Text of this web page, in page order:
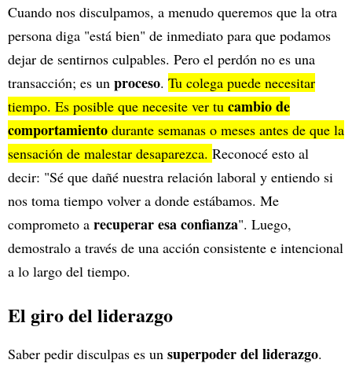
Cuando nos disculpamos, a menudo queremos que la otra
persona diga "está bien" de inmediato para que podamos
dejar de sentirnos culpables. Pero el perdón no es una
transacción; es un proceso. Tu colega puede necesitar
tiempo. Es posible que necesite ver tu cambio de
comportamiento durante semanas o meses antes de que la
sensación de malestar desaparezca. Reconocé esto al
decir: "Sé que dañé nuestra relación laboral y entiendo si
nos toma tiempo volver a donde estábamos. Me
comprometo a recuperar esa confianza". Luego,
demostralo a través de una acción consistente e intencional
a lo largo del tiempo.
El giro del liderazgo
Saber pedir disculpas es un superpoder del liderazgo.